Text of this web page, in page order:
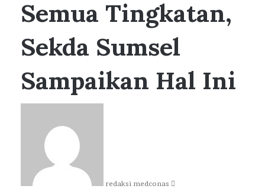
Semua Tingkatan,
Sekda Sumsel
Sampaikan Hal Ini
redaksi medconas